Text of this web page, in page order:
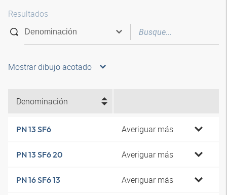
Resultados
Mostrar dibujo acotado
Denominación
PN 13 SF6 Averiguar más
PN 13 SF6 20 Averiguar más
PN 16 SF6 13 Averiguar más